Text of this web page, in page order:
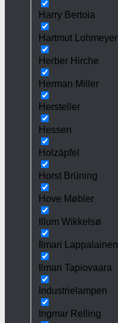
Harry Bertoia
Hartmut Lohmeyer
Herber Hirche
Herman Miller
Hersteller
Hessen
Holzäpfel
Horst Brüning
Hove Møbler
Illum Wikkelsø
Ilmari Lappalainen
Ilmari Tapiovaara
Industrielampen
Ingmar Relling